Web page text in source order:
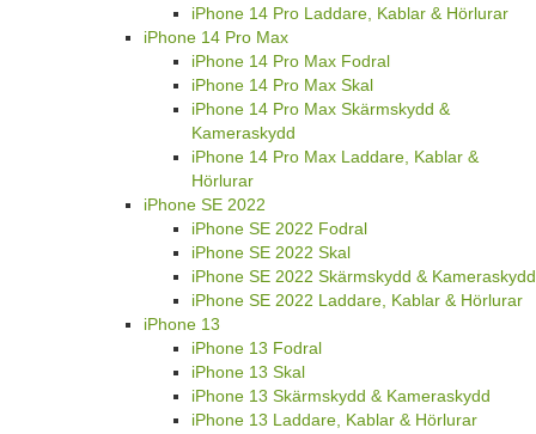
iPhone 14 Pro Laddare, Kablar & Hörlurar
iPhone 14 Pro Max
iPhone 14 Pro Max Fodral
iPhone 14 Pro Max Skal
iPhone 14 Pro Max Skärmskydd &
Kameraskydd
iPhone 14 Pro Max Laddare, Kablar &
Hörlurar
iPhone SE 2022
iPhone SE 2022 Fodral
iPhone SE 2022 Skal
iPhone SE 2022 Skärmskydd & Kameraskydd
iPhone SE 2022 Laddare, Kablar & Hörlurar
iPhone 13
iPhone 13 Fodral
iPhone 13 Skal
iPhone 13 Skärmskydd & Kameraskydd
iPhone 13 Laddare, Kablar & Hörlurar